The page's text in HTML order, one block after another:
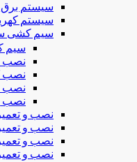
سیستم
سیستم
سیم کشی
سیم
نصب
نصب
نصب
نصب
نصب و
نصب و
نصب و
نصب و